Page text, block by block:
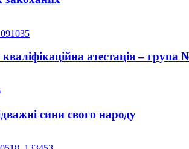
атестація – група
сини свого народу